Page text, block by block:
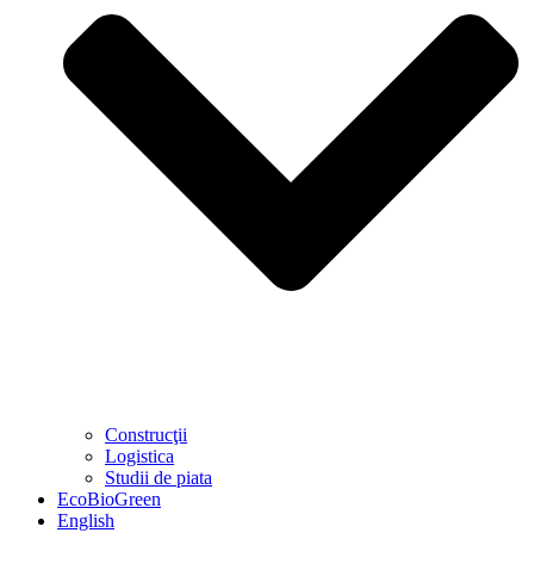
Construcţii
Logistica
Studii de piata
EcoBioGreen
English